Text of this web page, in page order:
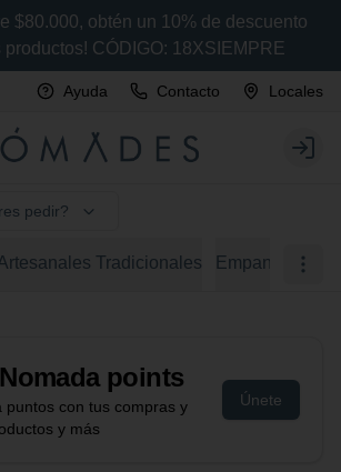
$80.000, obtén un 10% de descuento
productos! CÓDIGO: 18XSIEMPRE
Ayuda Contacto Locales
Login
pedir?
Tradicionales Empanadas
Nomada points
puntos con tus compras y
y más
Únete